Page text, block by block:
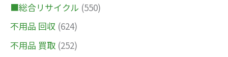
■総合リサイクル (550)
不用品 回収 (624)
不用品 買取 (252)